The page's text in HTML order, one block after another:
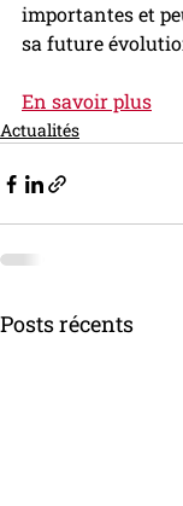
importantes et
sa future
En savoir plus
Actualités
Posts récents